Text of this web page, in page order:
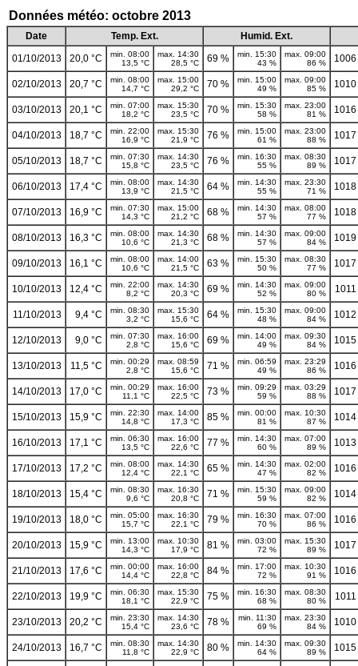
Données météo: octobre 2013
Date Temp. Ext.
Humid. Ext.
01/10/2013
20,0 °C
min. 08:00
13,5 °C
max. 14:30
28,5 °C
69 %
min. 15:30
43 %
max. 09:00
86 %
02/10/2013 20,7 °C
min. 08:00
14,7 °C
max. 15:00
29,2 °C
70 %
min. 15:00
49 %
max. 09:00
85 %
03/10/2013 20,1 °C
min. 07:00
18,2 °C
max. 15:30
23,5 °C
70 %
min. 15:30
58 %
max. 23:00
81 %
04/10/2013 18,7 °C
min. 22:00
16,9 °C
max. 15:30
21,9 °C
76 %
min. 15:00
61 %
max. 23:00
88 %
05/10/2013 18,7 °C
min. 07:30
15,8 °C
max. 14:30
23,5 °C
76 %
min. 16:30
55 %
max. 08:30
89 %
06/10/2013 17,4 °C
min. 08:00
13,9 °C
max. 14:30
21,5 °C
64 %
min. 14:30
55 %
max. 23:30
71 %
07/10/2013 16,9 °C
min. 07:30
14,3 °C
max. 15:00
21,2 °C
68 %
min. 14:30
57 %
max. 08:00
77 %
08/10/2013 16,3 °C
min. 08:00
10,6 °C
max. 14:30
21,3 °C
68 %
min. 14:30
57 %
max. 09:00
84 %
09/10/2013 16,1 °C
min. 08:00
10,6 °C
max. 14:00
21,5 °C
63 %
min. 15:30
50 %
max. 08:30
77 %
10/10/2013 12,4 °C
min. 22:00
8,2 °C
max. 14:30
20,3 °C
69 %
min. 14:30
52 %
max. 09:00
80 %
11/10/2013 9,4 °C
min. 08:30
3,2 °C
max. 15:30
15,6 °C
64 %
min. 15:30
48 %
max. 09:00
84 %
12/10/2013 9,0 °C
min. 07:30
2,8 °C
max. 16:00
15,6 °C
69 %
min. 14:00
49 %
max. 09:30
84 %
13/10/2013 11,5 °C
min. 00:29
2,8 °C
max. 08:59
15,6 °C
71 %
min. 06:59
49 %
max. 23:29
86 %
14/10/2013 17,0 °C
min. 00:29
11,1 °C
max. 16:00
22,5 °C
73 %
min. 09:29
59 %
max. 03:29
88 %
15/10/2013 15,9 °C
min. 22:30
14,8 °C
max. 14:00
17,3 °C
85 %
min. 00:00
81 %
max. 10:30
87 %
16/10/2013 17,1 °C
min. 06:30
13,5 °C
max. 16:00
22,6 °C
77 %
min. 14:30
60 %
max. 07:00
89 %
17/10/2013 17,2 °C
min. 08:00
12,4 °C
max. 14:30
22,1 °C
65 %
min. 14:30
47 %
max. 02:00
82 %
18/10/2013 15,4 °C
min. 08:30
9,6 °C
max. 16:30
20,8 °C
71 %
min. 15:30
59 %
max. 09:00
82 %
19/10/2013 18,0 °C
min. 05:00
15,7 °C
max. 16:30
22,1 °C
79 %
min. 16:30
70 %
max. 07:00
86 %
20/10/2013 15,9 °C
min. 13:00
14,3 °C
max. 10:30
17,9 °C
81 %
min. 03:00
72 %
max. 15:30
89 %
21/10/2013 17,6 °C
min. 00:00
14,4 °C
max. 16:00
22,8 °C
84 %
min. 17:00
72 %
max. 10:30
91 %
22/10/2013 19,9 °C
min. 06:30
18,1 °C
max. 15:30
22,9 °C
75 %
min. 16:30
68 %
max. 08:30
80 %
23/10/2013 20,2 °C
min. 23:30
15,4 °C
max. 14:30
23,6 °C
78 %
min. 11:30
69 %
max. 23:30
84 %
24/10/2013 16,7 °C
min. 08:30
11,8 °C
max. 14:30
22,9 °C
80 %
min. 14:30
64 %
max. 09:30
89 %